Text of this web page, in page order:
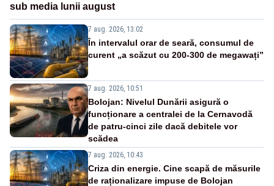
sub media lunii august
7 aug. 2026, 13:02
În intervalul orar de seară, consumul de
curent „a scăzut cu 200-300 de megawați”
7 aug. 2026, 10:51
Bolojan: Nivelul Dunării asigură o
funcționare a centralei de la Cernavodă
de patru-cinci zile dacă debitele vor
scădea
7 aug. 2026, 10:43
Criza din energie. Cine scapă de măsurile
de raționalizare impuse de Bolojan